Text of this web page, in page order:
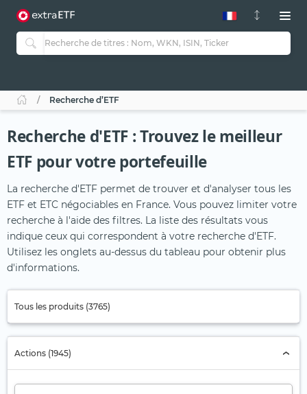
Recherche d’ETF
Recherche d'ETF : Trouvez le meilleur
ETF pour votre portefeuille
La recherche d'ETF permet de trouver et d'analyser tous les
ETF et ETC négociables en France. Vous pouvez limiter votre
recherche à l'aide des filtres. La liste des résultats vous
indique ceux qui correspondent à votre recherche d'ETF.
Utilisez les onglets au-dessus du tableau pour obtenir plus
d'informations.
Tous les produits (3765)
Actions (1945)